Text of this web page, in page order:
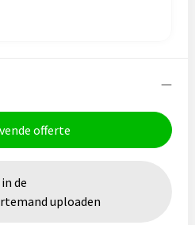
offerte
de
uploaden